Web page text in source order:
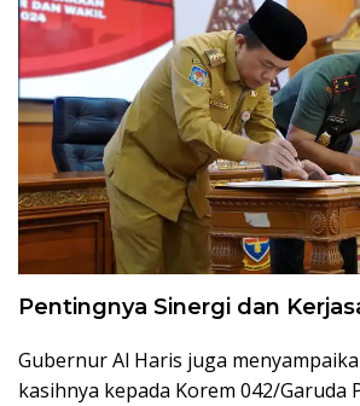
Pentingnya Sinergi dan
Gubernur Al Haris juga
kasihnya kepada Korem 042/Garuda